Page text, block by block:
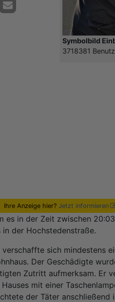
Symbolbild
3718381
Ihre Anzeige hier? Jetzt informieren
es in der Zeit zwischen
in der Hochstedenstraße.
sich mindestens
Der Geschädigte
Zutritt aufmerksam. Er
mit einer
der Täter anschließend